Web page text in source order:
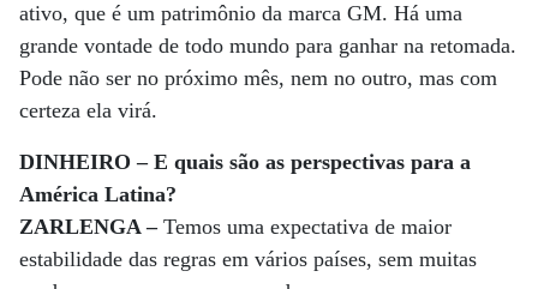
ativo, que é um patrimônio da marca GM. Há uma
grande vontade de todo mundo para ganhar na retomada.
Pode não ser no próximo mês, nem no outro, mas com
certeza ela virá.
DINHEIRO – E quais são as perspectivas para a
América Latina?
ZARLENGA – Temos uma expectativa de maior
estabilidade das regras em vários países, sem muitas